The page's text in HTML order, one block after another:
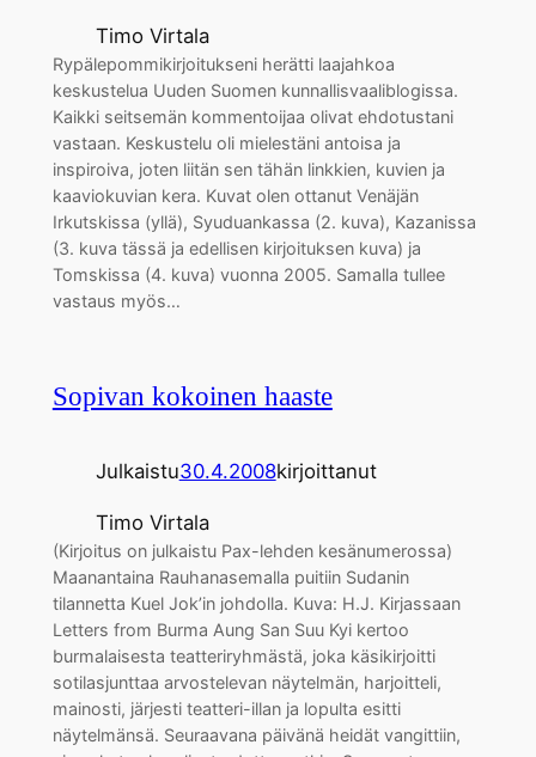
Timo Virtala
Rypälepommikirjoitukseni herätti laajahkoa
keskustelua Uuden Suomen kunnallisvaaliblogissa.
Kaikki seitsemän kommentoijaa olivat ehdotustani
vastaan. Keskustelu oli mielestäni antoisa ja
inspiroiva, joten liitän sen tähän linkkien, kuvien ja
kaaviokuvian kera. Kuvat olen ottanut Venäjän
Irkutskissa (yllä), Syuduankassa (2. kuva), Kazanissa
(3. kuva tässä ja edellisen kirjoituksen kuva) ja
Tomskissa (4. kuva) vuonna 2005. Samalla tullee
vastaus myös…
Sopivan kokoinen haaste
Julkaistu30.4.2008kirjoittanut
Timo Virtala
(Kirjoitus on julkaistu Pax-lehden kesänumerossa)
Maanantaina Rauhanasemalla puitiin Sudanin
tilannetta Kuel Jok’in johdolla. Kuva: H.J. Kirjassaan
Letters from Burma Aung San Suu Kyi kertoo
burmalaisesta teatteriryhmästä, joka käsikirjoitti
sotilasjunttaa arvostelevan näytelmän, harjoitteli,
mainosti, järjesti teatteri-illan ja lopulta esitti
näytelmänsä. Seuraavana päivänä heidät vangittiin,